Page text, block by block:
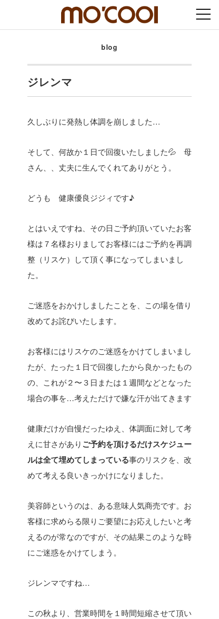
blog
ジレンマ
久しぶりに発熱し体調を崩しました…
そして、何故か１日で回復いたしました💦 母
さん、、丈夫に生んでくれてありがとう。
どうも 健康優良ジジィです♪
とはいえですね、その日ご予約頂いていたお客
様は７名様おりましてお客様にはご予約を再調
整（リスケ）して頂く事になってしまいまし
た。
ご迷惑をおかけしましたことを、この場を借り
改めてお詫びいたします。
お客様にはリスケのご迷惑をかけてしまいまし
たが、たった１日で回復したから良かったもの
の、これが２〜３日または１週間などとなった
場合の事を…考えただけで嫌な汗が出てきます
健康だけが自慢だったゆえ、体調面に対して考
えに甘さがあり ご予約を頂けるだけスケジュー
ルは全て埋めてしまっている事のリスクを、改
めて考える良いきっかけになりました。
美容師というのは、ある意味人気商売です。お
客様に求めらる限りご要望にお応えしたいと考
えるのが常なのですが、その結果このような時
にご迷惑をかけてしまう。
ジレンマですね…
この秋より、営業時間を１時間短縮させて頂い